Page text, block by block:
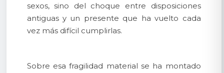
sexos, sino del choque entre disposiciones
antiguas y un presente que ha vuelto cada
vez más difícil cumplirlas.
Sobre esa fragilidad material se ha montado